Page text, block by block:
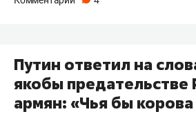
Путин ответил на
якобы предательстве
армян: «Чья бы